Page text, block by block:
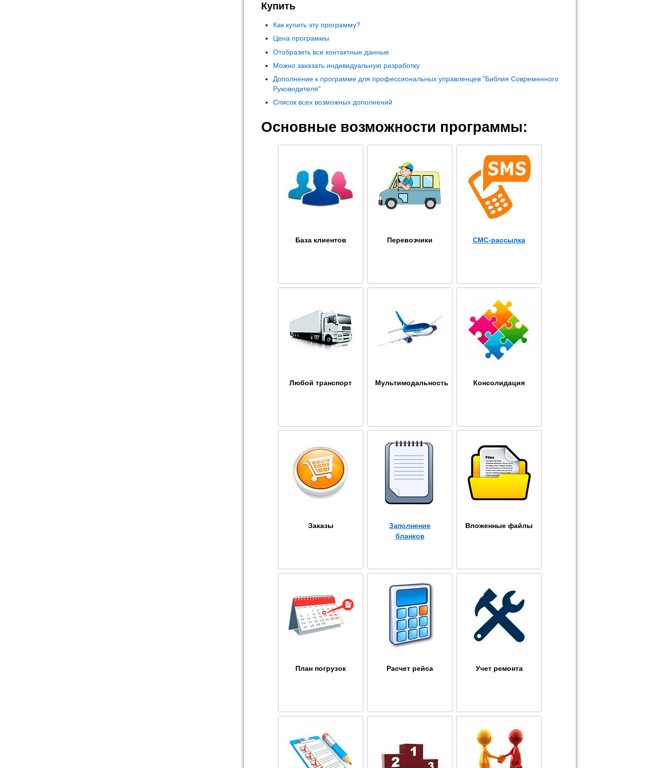
Купить
Как купить эту программу?
Цена программы
Отобразить все контактные данные
Можно заказать индивидуальную разработку
Дополнение к программе для профессиональных управленцев "Библия Современного
Руководителя"
Список всех возможных дополнений
Основные возможности программы:
База клиентов Перевозчики СМС-рассылка
Любой транспорт Мультимодальность Консолидация
Заказы
Заполнение
бланков
Вложенные файлы
План погрузок Расчет рейса Учет ремонта